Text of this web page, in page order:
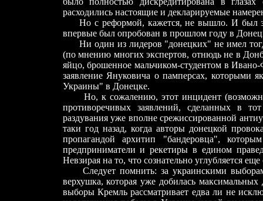
расходились настоящие и декларируемые
Но с реформой, кажется, не вышло. И был
впервые был опробован в прошлом году в
Ни один из лидеров "донецких" не имел
(по мнению многих экспертов, отнюдь не в
яйцо, брошенное мальчиком-студентом в
заявление Януковича о памперсах, которыми
Украины" в Донецке.
Но, к сожалению, этот инцидент
противоречивых заявлений, сделанных в
раздувания уже вполне срежиссированной
таки год назад, когда авторы донецкой
пропагандой архитип "бандеровца",
предприниматели и рекетиры в едином
Невзирая на то, что сознательно углубляется
Следует помнить: за украинскими
верхушка, которая уже добилась
выборы Кремль рассматривает едва ли не